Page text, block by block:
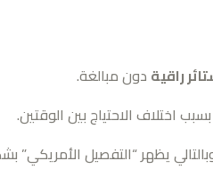
راقية دون مبالغة.
اختلاف الاحتياج بين الوقتين.
يظهر “التفصيل الأمريكي”